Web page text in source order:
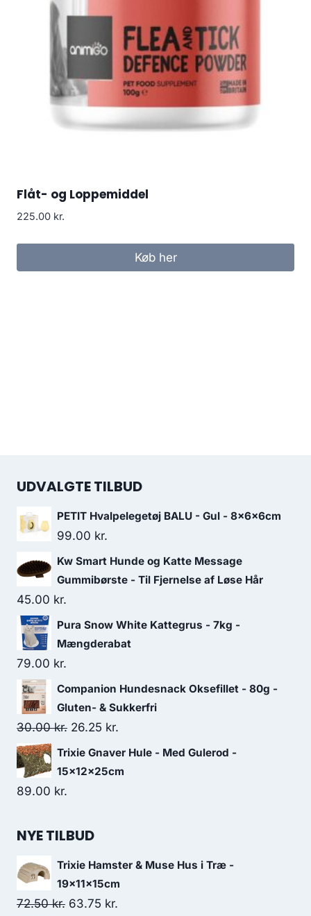
Flåt- og Loppemiddel
225.00 kr.
Køb her
UDVALGTE TILBUD
PETIT Hvalpelegetøj BALU - Gul - 8x6x6cm
99.00 kr.
Kw Smart Hunde og Katte Message
Gummibørste - Til Fjernelse af Løse Hår
45.00 kr.
Pura Snow White Kattegrus - 7kg -
Mængderabat
79.00 kr.
Companion Hundesnack Oksefillet - 80g -
Gluten- & Sukkerfri
30.00kr. Den
oprindelige
pris
26.25 kr.
aktuelle
pris
Trixie Gnaver Hule - Med Gulerod -
15x12x25cm
89.00 kr.
NYE TILBUD
Trixie Hamster & Muse Hus i Træ -
19x11x15cm
72.50kr. Den
63.75 kr.